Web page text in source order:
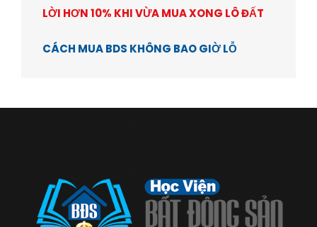
LỜI HƠN 10% KHI VỪA MUA XONG LÔ ĐẤT
CÁCH MUA BDS KHÔNG BAO GIỜ LỖ